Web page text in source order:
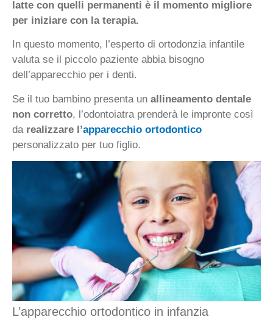
latte con quelli permanenti è il momento migliore
per iniziare con la terapia.
In questo momento, l’esperto di ortodonzia infantile
valuta se il piccolo paziente abbia bisogno
dell’apparecchio per i denti.
Se il tuo bambino presenta un allineamento dentale
non corretto, l’odontoiatra prenderà le impronte così
da realizzare l’apparecchio ortodontico
personalizzato per tuo figlio.
L’apparecchio ortodontico in infanzia